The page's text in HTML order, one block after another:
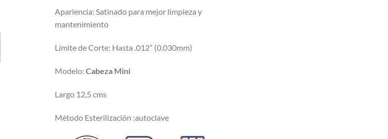
Apariencia: Satinado para mejor limpieza y
mantenimiento
Límite de Corte: Hasta .012” (0.030mm)
Modelo: Cabeza Mini
Largo 12,5 cms
Método Esterilización :autoclave